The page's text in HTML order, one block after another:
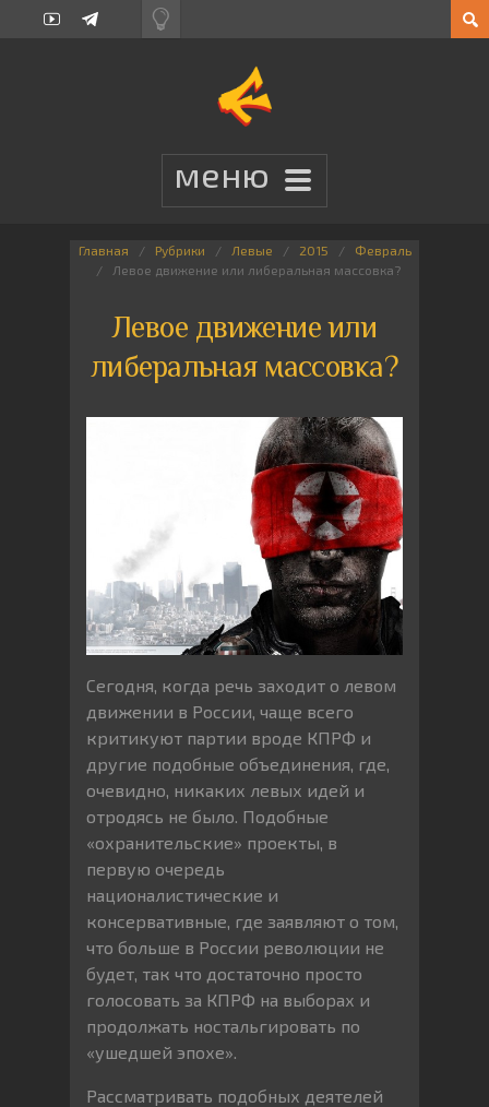
Главная Рубрики Левые 2015
Февраль
Левое движение или либеральная массовка?
Левое движение или
либеральная массовка?
Сегодня, когда речь заходит о левом
движении в России, чаще всего
критикуют партии вроде КПРФ и
другие подобные объединения, где,
очевидно, никаких левых идей и
отродясь не было. Подобные
«охранительские» проекты, в
первую очередь
националистические и
консервативные, где заявляют о том,
что больше в России революции не
будет, так что достаточно просто
голосовать за КПРФ на выборах и
продолжать ностальгировать по
«ушедшей эпохе».
Рассматривать подобных деятелей